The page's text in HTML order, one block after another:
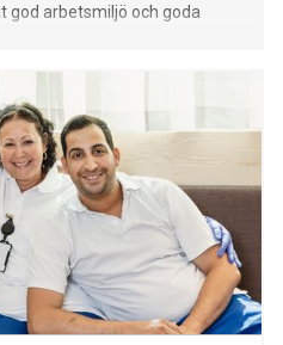
god arbetsmiljö och goda